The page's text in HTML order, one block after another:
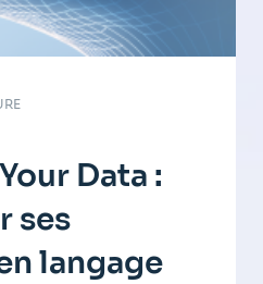
Data :
ses
langage